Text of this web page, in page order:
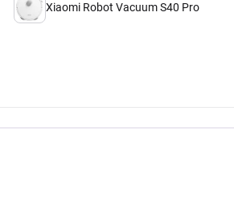
Xiaomi Robot Vacuum S40 Pro